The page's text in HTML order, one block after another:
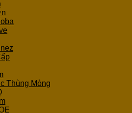
Thùng Mỏng